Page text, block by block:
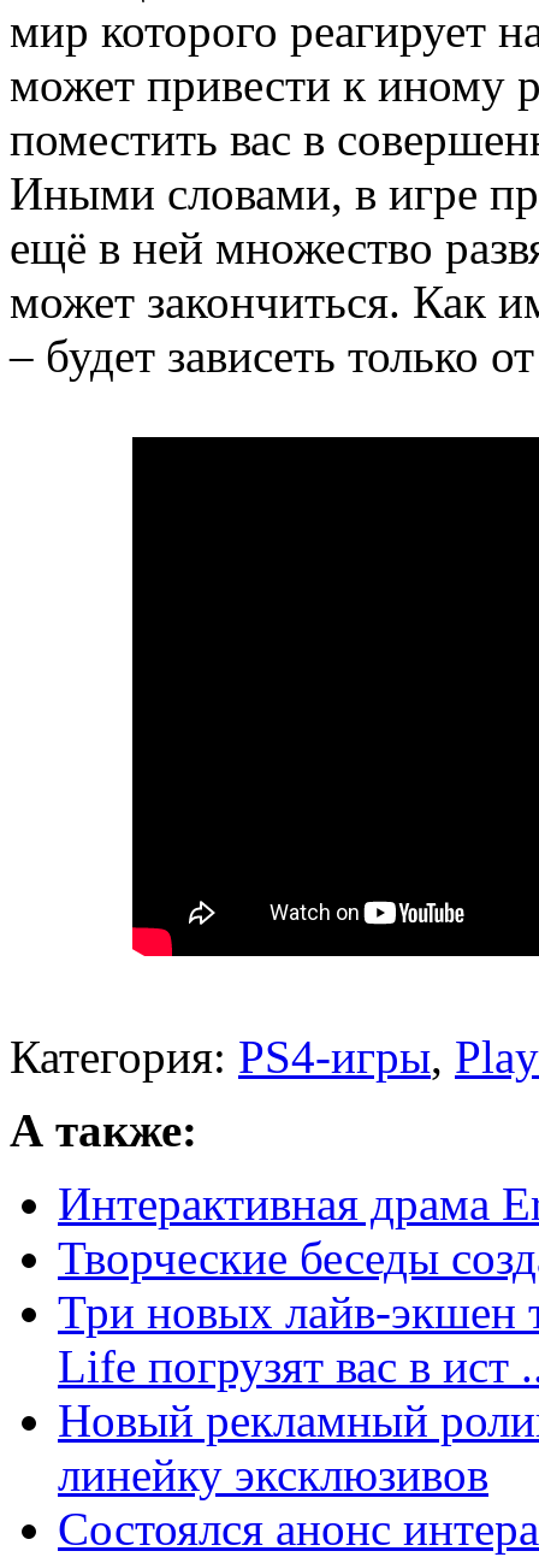
мир которого реагирует
может привести к иному
поместить вас в
Иными словами, в игре
ещё в ней множество
может закончиться. Как
– будет зависеть только
Категория: PS4-игры,
А также:
Интерактивная драма
Творческие беседы
Три новых лайв-экшен
Life погрузят вас в ист
Новый рекламный
линейку эксклюзивов
Состоялся анонс